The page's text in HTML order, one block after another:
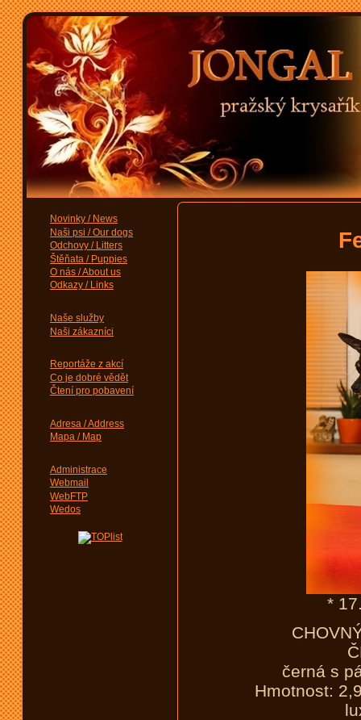
Novinky / News
Naši psi / Our dogs
Odchovy / Litters
Štěňata / Puppies
O nás / About us
Odkazy / Links
Naše služby
Naši zákazníci
Reportáže z akcí
Co je dobré vědět
Čtení pro pobavení
Adresa / Address
Mapa / Map
Administrace
Webmail
WebFTP
Wedos
*
černá s
Hmotnost: